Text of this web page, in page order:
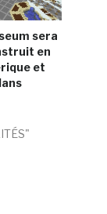
sera
en
et